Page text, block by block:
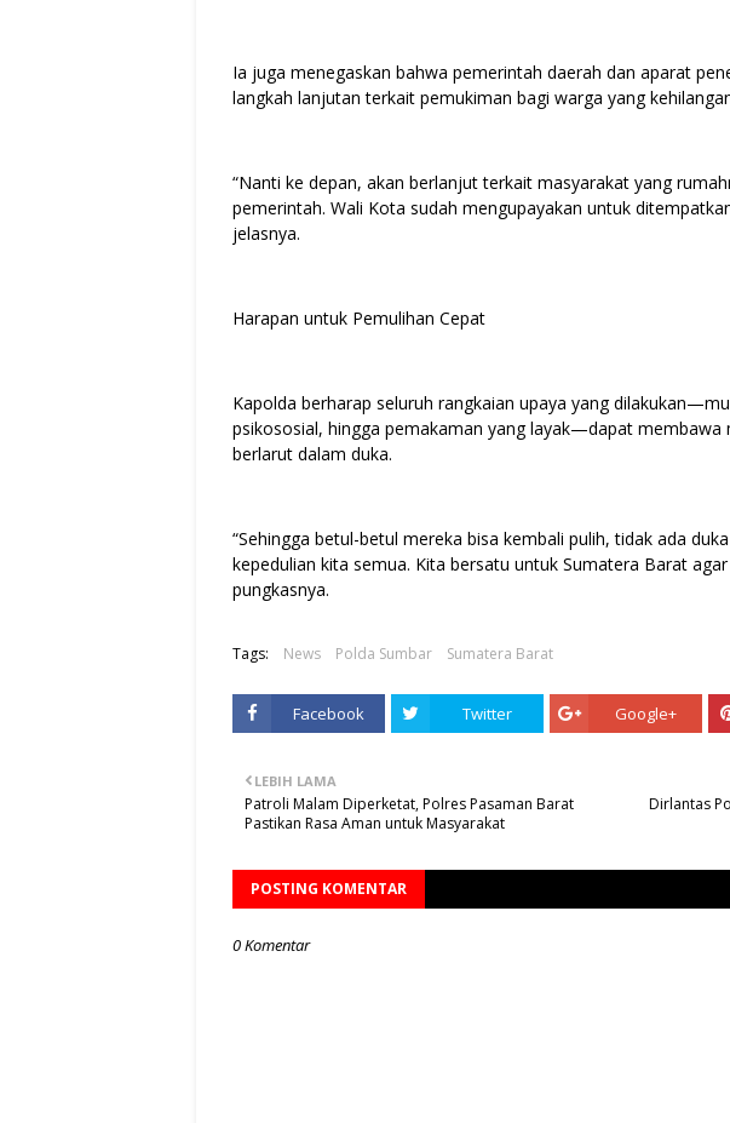
Ia juga menegaskan bahwa pemerintah daerah dan aparat
langkah lanjutan terkait pemukiman bagi warga yang
“Nanti ke depan, akan berlanjut terkait masyarakat yang
pemerintah. Wali Kota sudah mengupayakan untuk
jelasnya.
Harapan untuk Pemulihan Cepat
Kapolda berharap seluruh rangkaian upaya yang
psikososial, hingga pemakaman yang layak—dapat membawa
berlarut dalam duka.
“Sehingga betul-betul mereka bisa kembali pulih, tidak ada
kepedulian kita semua. Kita bersatu untuk Sumatera Barat
pungkasnya.
Tags: News Polda Sumbar Sumatera Barat
Facebook Twitter Google+
Dirlantas
LEBIH LAMA
Patroli Malam Diperketat, Polres Pasaman Barat
Pastikan Rasa Aman untuk Masyarakat
POSTING KOMENTAR
0 Komentar